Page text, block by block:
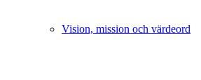
Vision, mission och värdeord